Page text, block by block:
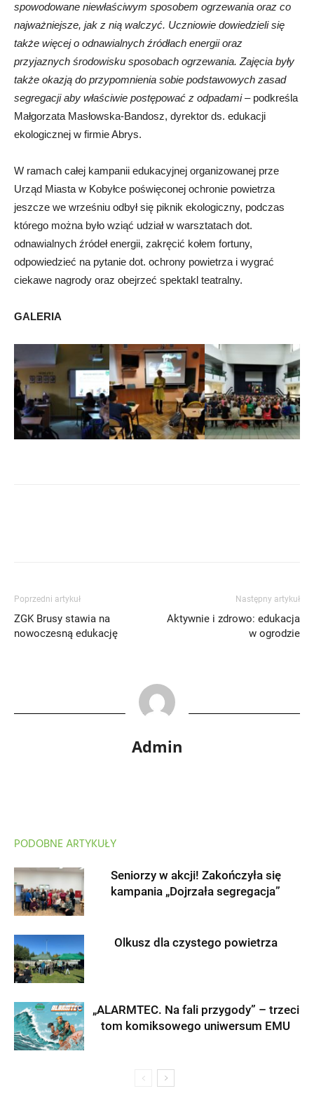
spowodowane niewłaściwym sposobem ogrzewania oraz co
najważniejsze, jak z nią walczyć. Uczniowie dowiedzieli się
także więcej o odnawialnych źródłach energii oraz
przyjaznych środowisku sposobach ogrzewania. Zajęcia były
także okazją do przypomnienia sobie podstawowych zasad
segregacji aby właściwie postępować z odpadami– podkreśla
Małgorzata Masłowska-Bandosz, dyrektor ds. edukacji
ekologicznej w firmie Abrys.
W ramach całej kampanii edukacyjnej organizowanej prze
Urząd Miasta w Kobyłce poświęconej ochronie powietrza
jeszcze we wrześniu odbył się piknik ekologiczny, podczas
którego można było wziąć udział w warsztatach dot.
odnawialnych źródeł energii, zakręcić kołem fortuny,
odpowiedzieć na pytanie dot. ochrony powietrza i wygrać
ciekawe nagrody oraz obejrzeć spektakl teatralny.
GALERIA
Poprzedni artykuł
ZGK Brusy stawia na
nowoczesną edukację
Następny artykuł
Aktywnie i zdrowo: edukacja
w ogrodzie
Admin
PODOBNE ARTYKUŁY
Seniorzy w akcji! Zakończyła się
kampania „Dojrzała segregacja”
Olkusz dla czystego powietrza
„ALARMTEC. Na fali przygody” – trzeci
tom komiksowego uniwersum EMU